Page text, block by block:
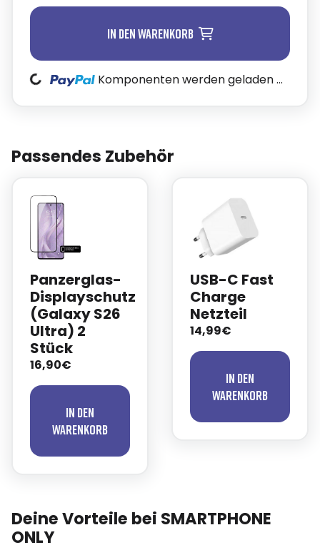
In den Warenkorb
Loading... Komponenten werden geladen ...
Passendes Zubehör
Panzerglas-
Displayschutz
(Galaxy S26
Ultra) 2
Stück
16,90€
In den
Warenkorb
USB-C Fast
Charge
Netzteil
14,99€
In den
Warenkorb
Deine Vorteile bei SMARTPHONE
ONLY